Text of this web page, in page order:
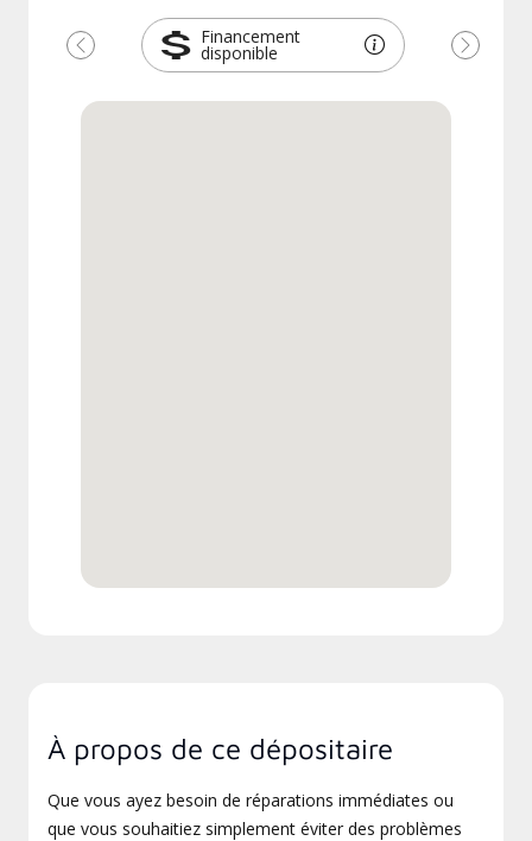
Financement
disponible
Précédent Suivant
À propos de ce dépositaire
Que vous ayez besoin de réparations immédiates ou
que vous souhaitiez simplement éviter des problèmes